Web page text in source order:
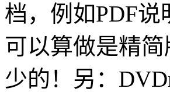
档，例如PDF
可以算做是精
少的！另：